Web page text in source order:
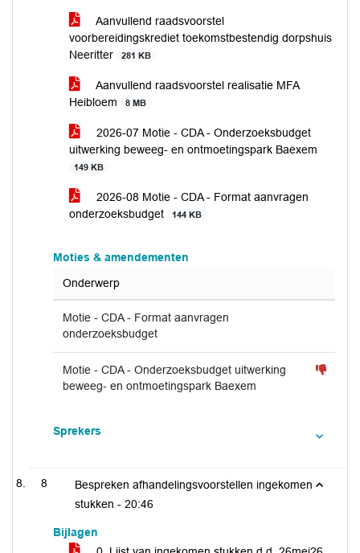
Aanvullend raadsvoorstel
voorbereidingskrediet toekomstbestendig dorpshuis
Neeritter
281 KB
Aanvullend raadsvoorstel realisatie MFA
Heibloem
8 MB
2026-07 Motie - CDA - Onderzoeksbudget
uitwerking beweeg- en ontmoetingspark Baexem
149 KB
2026-08 Motie - CDA - Format aanvragen
onderzoeksbudget
144 KB
Moties & amendementen
Onderwerp
Motie - CDA - Format aanvragen
onderzoeksbudget
Motie - CDA - Onderzoeksbudget uitwerking
beweeg- en ontmoetingspark Baexem
Sprekers
8
Bespreken afhandelingsvoorstellen ingekomen
stukken -20:46
Bijlagen